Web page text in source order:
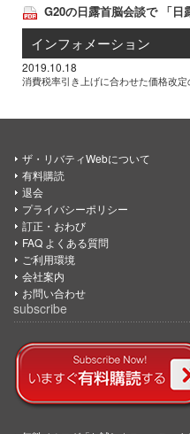
G20の日露首脳会談で 「日
インフォメーション
2019.10.18
消費税率引き上げに合わせた価格改
ザ・リバティWebについて
有料購読
退会
プライバシーポリシー
訂正・おわび
FAQ よくある質問
ご利用環境
会社案内
お問い合わせ
subscribe